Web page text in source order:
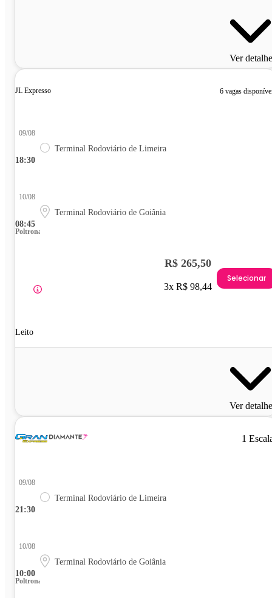
Ver
JL Expresso 6 vagas
18:30
09/08
Terminal Rodoviário de Limeira
08:45
10/08
Terminal Rodoviário de Goiânia
Poltrona
Leito
R$ 265,50
3x R$ 98,44
Selecionar
Ver
1
21:30
09/08
Terminal Rodoviário de Limeira
10:00
10/08
Terminal Rodoviário de Goiânia
Poltrona